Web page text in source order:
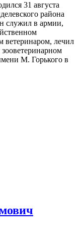
31 августа
района
служил в армии,
ветеринаром, лечил
М. Горького в